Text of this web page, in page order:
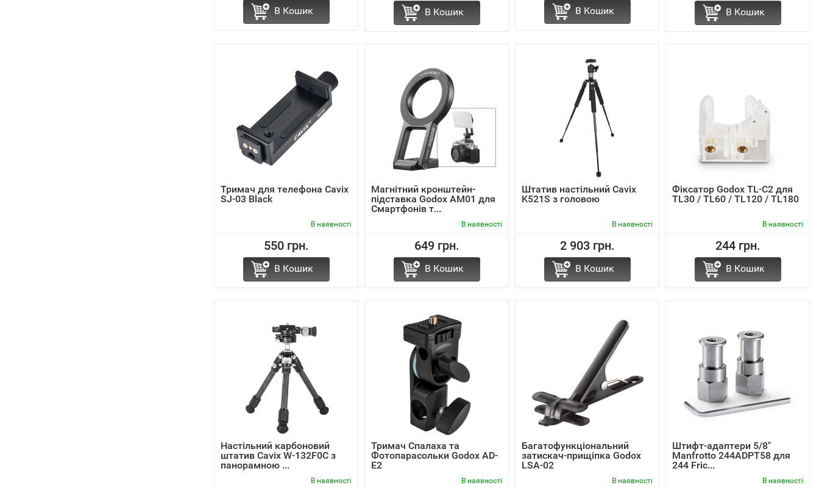
В Кошик В Кошик В Кошик В Кошик
Тримач для телефона Cavix
SJ-03 Black
В наявності
550 грн.
В Кошик
Магнітний кронштейн-
підставка Godox AM01 для
Смартфонів т...
В наявності
649 грн.
В Кошик
Штатив настільний Cavix
K521S з головою
В наявності
2 903 грн.
В Кошик
Фіксатор Godox TL-C2 для
TL30 / TL60 / TL120 / TL180
В наявності
244 грн.
В Кошик
Настільний карбоновий
штатив Cavix W-132F0C з
панорамною ...
В наявності
Тримач Спалаха та
Фотопарасольки Godox AD-
E2
В наявності
Багатофункціональний
затискач-прищіпка Godox
LSA-02
В наявності
Штифт-адаптери 5/8"
Manfrotto 244ADPT58 для
244 Fric...
В наявності